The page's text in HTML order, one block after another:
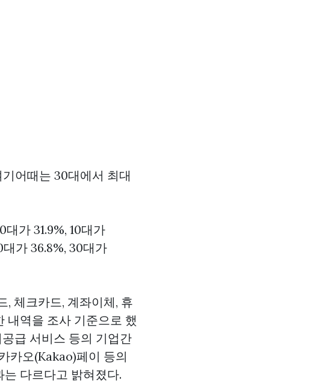
어때는 30대에서 최대
가 31.9%, 10대가
가 36.8%, 30대가
, 체크카드, 계좌이체, 휴
내역을 조사 기준으로 했
급 서비스 등의 기업간
카오(Kakao)페이 등의
다르다고 밝혀졌다.